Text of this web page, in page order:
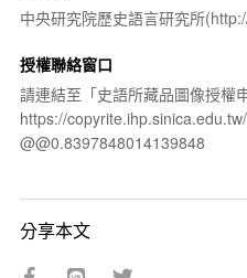
中央研究院歷史語言研究所
授權聯絡窗口
請連結至「史語所藏品圖像授權
https://
@@0.8397848014139848
分享本文